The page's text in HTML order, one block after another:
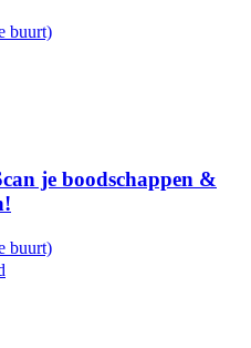
buurt)
je boodschappen &
buurt)